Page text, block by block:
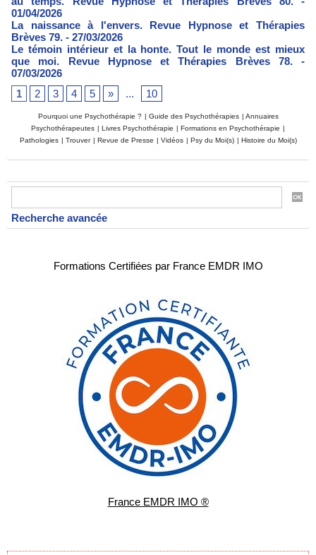
Recherche avancée
Formations Certifiées par France EMDR IMO
France EMDR IMO ®
01/04/2026
La naissance à l'envers. Revue Hypnose et Thérapies
Brèves 79. - 27/03/2026
Le témoin intérieur et la honte. Tout le monde est mieux
que moi. Revue Hypnose et Thérapies Brèves 78.
-
07/03/2026
1
2 3 4 5 » ... 10
Pourquoi une Psychothérapie ? | Guide des Psychothérapies | Annuaires
Psychothérapeutes | Livres Psychothérapie | Formations en Psychothérapie |
Pathologies | Trouver | Revue de Presse | Vidéos | Psy du Moi(s) | Histoire du Moi(s)